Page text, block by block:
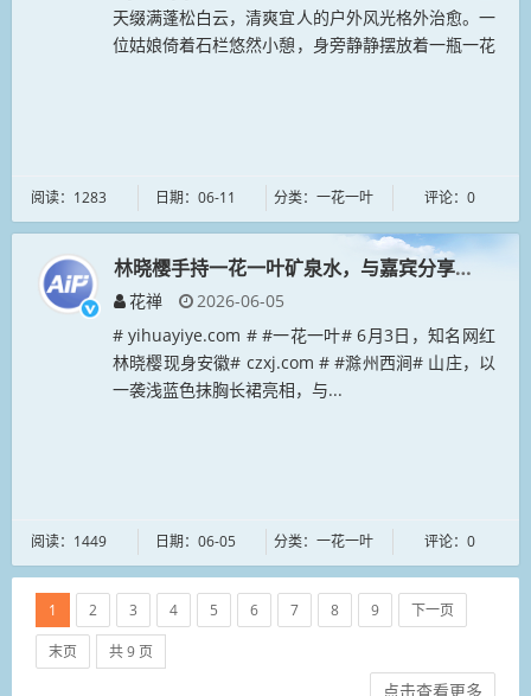
天缀满蓬松白云，清爽宜人的户外风光格外治愈。一
位姑娘倚着石栏悠然小憩，身旁静静摆放着一瓶一花
阅读：1283 日期：06-11 分类：一花一叶 评论：0
林晓樱手持一花一叶矿泉水，与嘉宾分享品饮体
花禅
2026-06-05
# yihuayiye.com # #一花一叶# 6月3日，知名网红
林晓樱现身安徽# czxj.com # #滁州西涧# 山庄，以
一袭浅蓝色抹胸长裙亮相，与...
阅读：1449 日期：06-05 分类：一花一叶 评论：0
1 2 3 4 5 6 7 8 9 下一页
末页 共 9 页
点击查看更多